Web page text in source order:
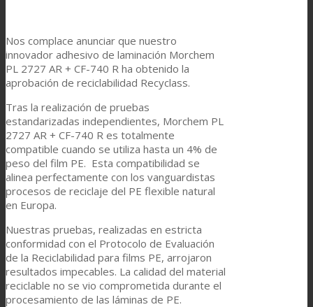
Nos complace anunciar que nuestro
innovador adhesivo de laminación Morchem
PL 2727 AR + CF-740 R ha obtenido la
aprobación de reciclabilidad Recyclass.
Tras la realización de pruebas
estandarizadas independientes, Morchem PL
2727 AR + CF-740 R es totalmente
compatible cuando se utiliza hasta un 4% de
peso del film PE. Esta compatibilidad se
alinea perfectamente con los vanguardistas
procesos de reciclaje del PE flexible natural
en Europa.
Nuestras pruebas, realizadas en estricta
conformidad con el Protocolo de Evaluación
de la Reciclabilidad para films PE, arrojaron
resultados impecables. La calidad del material
reciclable no se vio comprometida durante el
procesamiento de las láminas de PE.